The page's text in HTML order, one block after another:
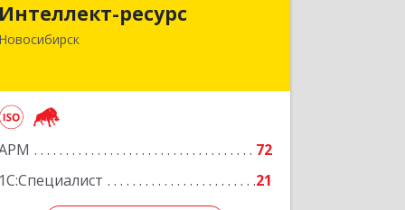
Интеллект-ресурс
Новосибирск
72
1С:Специалист
21
630087, Новосибирская обл,
Новосибирск г, Карла Маркса пр-кт,